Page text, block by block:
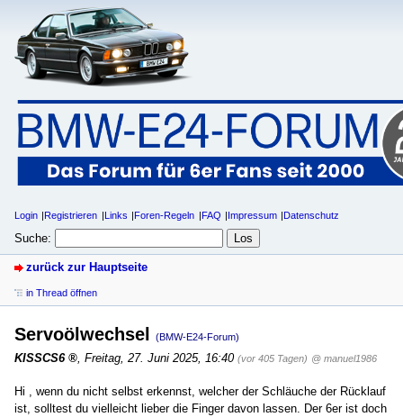
Login Registrieren Links Foren-Regeln FAQ Impressum Datenschutz
Suche:
zurück zur Hauptseite
in Thread öffnen
Servoölwechsel (BMW-E24-Forum)
KISSCS6 Freitag, 27. Juni 2025, 16:40 (vor 405 Tagen) @ manuel1986
Hi , wenn du nicht selbst erkennst, welcher der Schläuche der Rücklauf
ist, solltest du vielleicht lieber die Finger davon lassen. Der 6er ist doch